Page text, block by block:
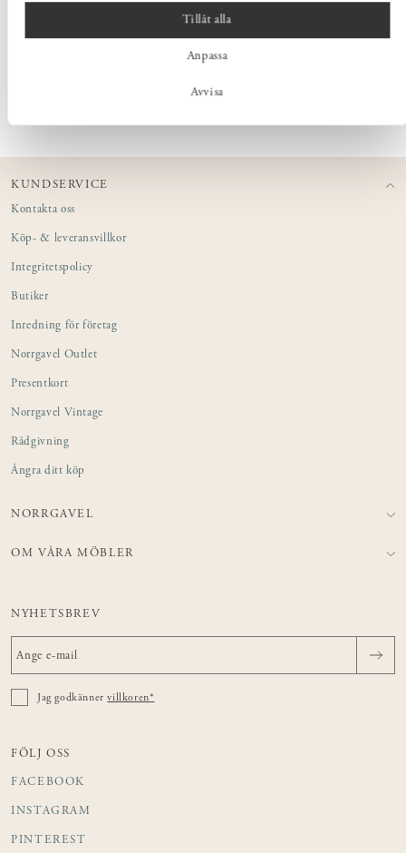
Tillåt alla
Anpassa
Avvisa
KUNDSERVICE
Kontakta oss
Köp- & leveransvillkor
Integritetspolicy
Butiker
Inredning för företag
Norrgavel Outlet
Presentkort
Norrgavel Vintage
Rådgivning
Ångra ditt köp
NORRGAVEL
OM VÅRA MÖBLER
NYHETSBREV
Jag godkännervillkoren*
FÖLJ OSS
FACEBOOK
INSTAGRAM
PINTEREST